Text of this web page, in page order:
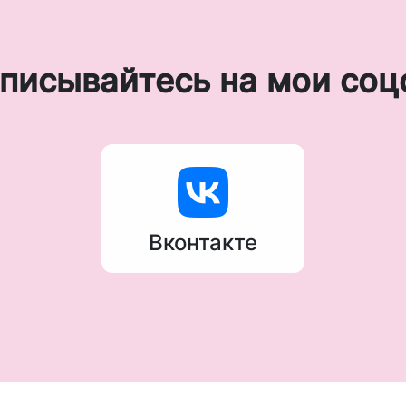
на мои
Вконтакте